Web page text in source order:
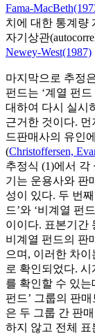
Fama-
치에 대한 통계량
자기상관
Newey-West(1987)
마지막으로 추정
펀드는 ‘계열 펀드
대하여 다시 실시
근거한 것이다.
드판매사의 유인
(Christoffersen,
추정식 (1)에서 각
기는 운용사와 판
성이 있다. 두 번
드’와 ‘비계열 펀
이이다. 표본기간
비계열 펀드의 판
으며, 이러한 차이
로 확인되었다.
를 확인할 수 있는
펀드’ 그룹의 판
은 두 그룹 간 판
하지 않고 전체